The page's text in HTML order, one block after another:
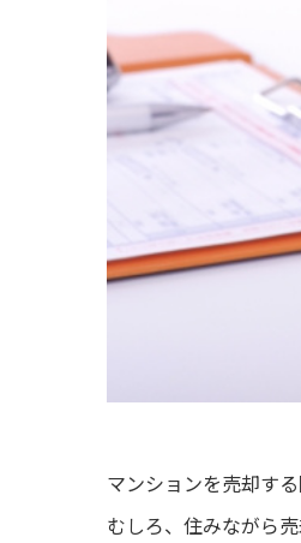
マンションを売却す
むしろ、住みながら